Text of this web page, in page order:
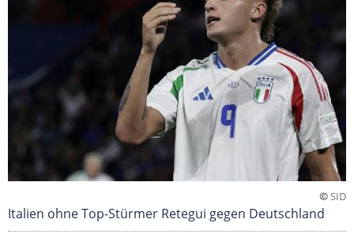
©SID
Italien ohne Top-Stürmer Retegui gegen Deutschland